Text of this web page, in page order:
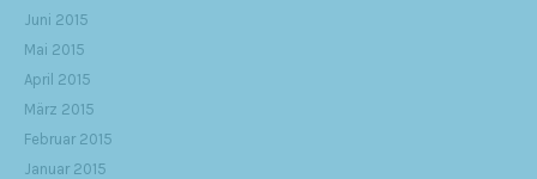
Juni 2015
Mai 2015
April 2015
März 2015
Februar 2015
Januar 2015